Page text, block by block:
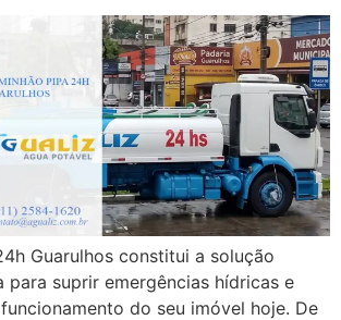
Guarulhos constitui a solução
suprir emergências hídricas e
do seu imóvel hoje. De